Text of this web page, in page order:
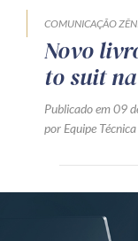
COMUNICAÇÃO
Novo
to suit
Publicado em 09
por Equipe